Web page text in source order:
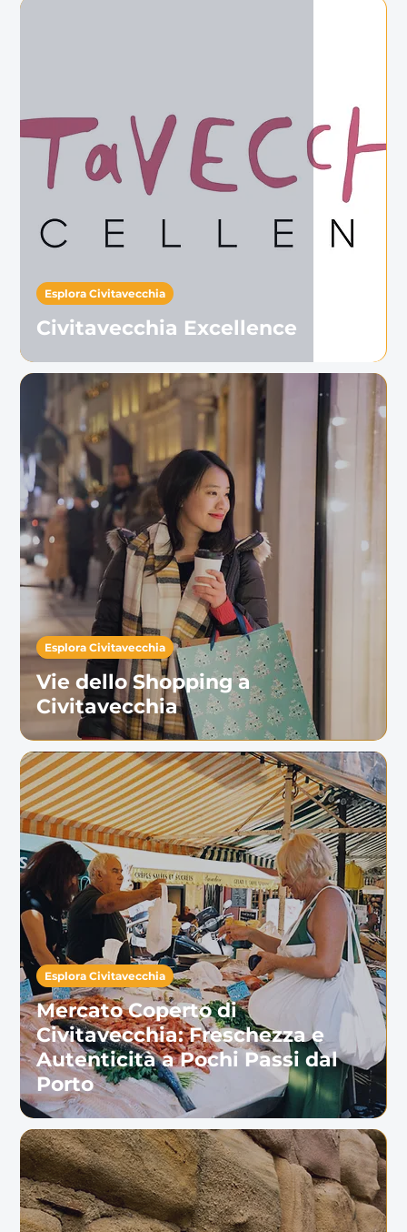
Civitavecchia Excellence
Esplora Civitavecchia
Vie dello Shopping a
Civitavecchia
Esplora Civitavecchia
Mercato Coperto di
Civitavecchia: Freschezza e
Autenticità a Pochi Passi dal
Porto
Esplora Civitavecchia